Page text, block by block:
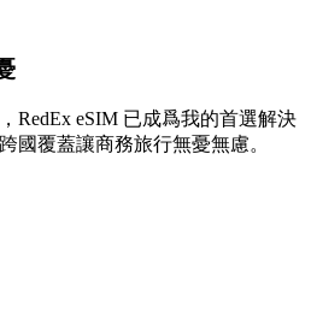
RedEx eSIM 已成爲我的首選解決
國覆蓋讓商務旅行無憂無慮。